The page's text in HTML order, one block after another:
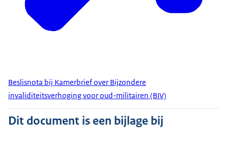
Beslisnota bij Kamerbrief over Bijzondere
invaliditeitsverhoging voor oud-militairen (BIV)
Dit document is een bijlage bij